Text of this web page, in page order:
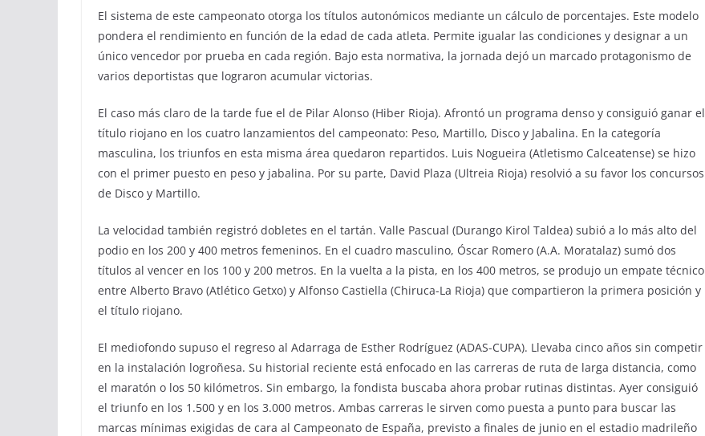
El sistema de este campeonato otorga los títulos autonómicos mediante un cálculo de porcentajes. Este modelo
pondera el rendimiento en función de la edad de cada atleta. Permite igualar las condiciones y designar a un
único vencedor por prueba en cada región. Bajo esta normativa, la jornada dejó un marcado protagonismo de
varios deportistas que lograron acumular victorias.
El caso más claro de la tarde fue el de Pilar Alonso (Hiber Rioja). Afrontó un programa denso y consiguió ganar el
título riojano en los cuatro lanzamientos del campeonato: Peso, Martillo, Disco y Jabalina. En la categoría
masculina, los triunfos en esta misma área quedaron repartidos. Luis Nogueira (Atletismo Calceatense) se hizo
con el primer puesto en peso y jabalina. Por su parte, David Plaza (Ultreia Rioja) resolvió a su favor los concursos
de Disco y Martillo.
La velocidad también registró dobletes en el tartán. Valle Pascual (Durango Kirol Taldea) subió a lo más alto del
podio en los 200 y 400 metros femeninos. En el cuadro masculino, Óscar Romero (A.A. Moratalaz) sumó dos
títulos al vencer en los 100 y 200 metros. En la vuelta a la pista, en los 400 metros, se produjo un empate técnico
entre Alberto Bravo (Atlético Getxo) y Alfonso Castiella (Chiruca-La Rioja) que compartieron la primera posición y
el título riojano.
El mediofondo supuso el regreso al Adarraga de Esther Rodríguez (ADAS-CUPA). Llevaba cinco años sin competir
en la instalación logroñesa. Su historial reciente está enfocado en las carreras de ruta de larga distancia, como
el maratón o los 50 kilómetros. Sin embargo, la fondista buscaba ahora probar rutinas distintas. Ayer consiguió
el triunfo en los 1.500 y en los 3.000 metros. Ambas carreras le sirven como puesta a punto para buscar las
marcas mínimas exigidas de cara al Campeonato de España, previsto a finales de junio en el estadio madrileño